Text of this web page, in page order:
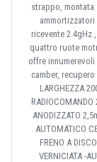
strappo, montata
ricevente 2.4gHz
quattro ruote
offre
camber, recupero
LARGHEZZA
RADIOCOMANDO
ANODIZZATO
AUTOMATICO
FRENO A
VERNICIATA -